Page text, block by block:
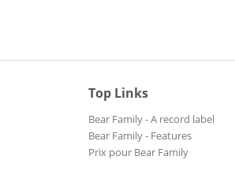
Top Links
Bear Family - A record label
Bear Family - Features
Prix pour Bear Family